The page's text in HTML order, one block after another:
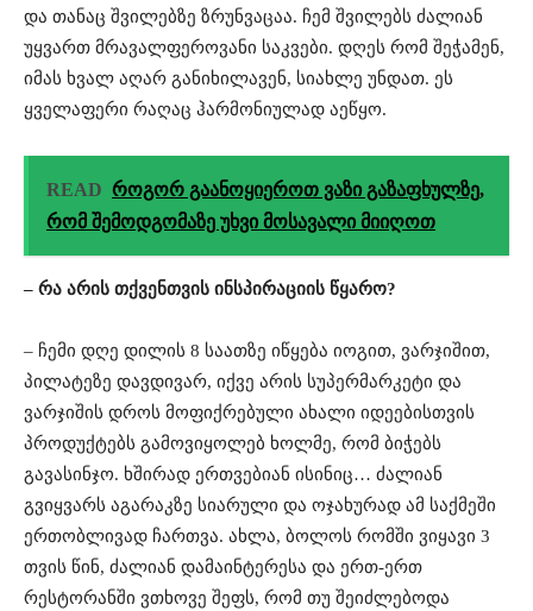
და თანაც შვილებზე ზრუნვაცაა. ჩემ შვილებს ძალიან
უყვართ მრავალფეროვანი საკვები. დღეს რომ შეჭამენ,
იმას ხვალ აღარ განიხილავენ, სიახლე უნდათ. ეს
ყველაფერი რაღაც ჰარმონიულად აეწყო.
READ როგორ გაანოყიეროთ ვაზი გაზაფხულზე,
რომ შემოდგომაზე უხვი მოსავალი მიიღოთ
– რა არის თქვენთვის ინსპირაციის წყარო?
– ჩემი დღე დილის 8 საათზე იწყება იოგით, ვარჯიშით,
პილატეზე დავდივარ, იქვე არის სუპერმარკეტი და
ვარჯიშის დროს მოფიქრებული ახალი იდეებისთვის
პროდუქტებს გამოვიყოლებ ხოლმე, რომ ბიჭებს
გავასინჯო. ხშირად ერთვებიან ისინიც… ძალიან
გვიყვარს აგარაკზე სიარული და ოჯახურად ამ საქმეში
ერთობლივად ჩართვა. ახლა, ბოლოს რომში ვიყავი 3
თვის წინ, ძალიან დამაინტერესა და ერთ-ერთ
რესტორანში ვთხოვე შეფს, რომ თუ შეიძლებოდა